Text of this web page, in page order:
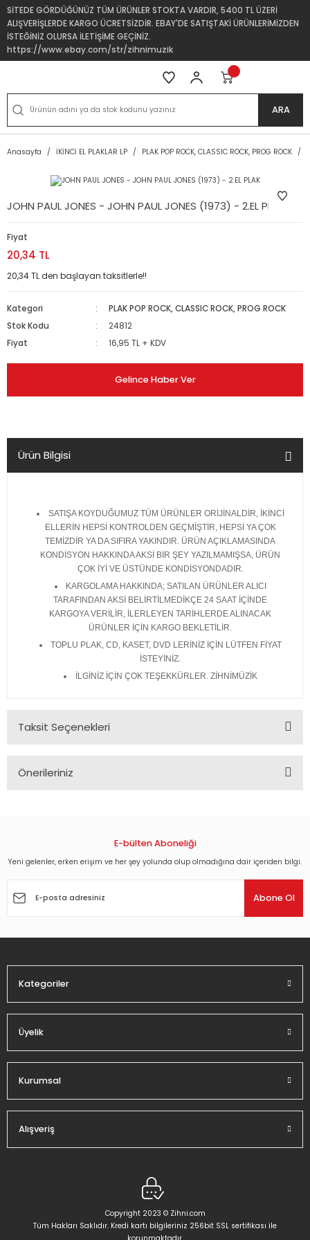
SİTEDE GÖRDÜĞÜNÜZ TÜM ÜRÜNLER STOKTA VARDIR, 5400 TL ÜZERİ
ALIŞVERİŞLERDE KARGO ÜCRETSİZDİR. EBAY'DE SATIŞTAKİ ÜRÜNLERİMİZDEN
İSTEĞİNİZ OLURSA İLETİŞİME GEÇİNİZ.
https://www.ebay.com/str/zihnimuzik
ARA
Anasayfa İKİNCİ EL PLAKLAR LP PLAK POP ROCK, CLASSIC ROCK, PROG ROCK
JOHN PAUL JONES - JOHN PAUL JONES (1973) - 2.EL PLAK
Fiyat
20,34 TL
20,34 TL den başlayan taksitlerle!!
Kategori
PLAK POP ROCK, CLASSIC ROCK, PROG ROCK
Stok Kodu
24812
Fiyat
16,95 TL + KDV
Gelince Haber Ver
Ürün Bilgisi
SATIŞA KOYDUĞUMUZ TÜM ÜRÜNLER ORİJİNALDİR, İKİNCİ
ELLERİN HEPSİ KONTROLDEN GEÇMİŞTİR, HEPSİ YA ÇOK
TEMİZDİR YA DA SIFIRA YAKINDIR. ÜRÜN AÇIKLAMASINDA
KONDİSYON HAKKINDA AKSİ BİR ŞEY YAZILMAMIŞSA, ÜRÜN
ÇOK İYİ VE ÜSTÜNDE KONDİSYONDADIR.
KARGOLAMA HAKKINDA; SATILAN ÜRÜNLER ALICI
TARAFINDAN AKSİ BELİRTİLMEDİKÇE 24 SAAT İÇİNDE
KARGOYA VERİLİR, İLERLEYEN TARİHLERDE ALINACAK
ÜRÜNLER İÇİN KARGO BEKLETİLİR.
TOPLU PLAK, CD, KASET, DVD LERİNİZ İÇİN LÜTFEN FİYAT
İSTEYİNİZ.
İLGİNİZ İÇİN ÇOK TEŞEKKÜRLER. ZİHNİMÜZİK
Taksit Seçenekleri
Önerileriniz
Görüş ve önerileriniz için teşekkür ederiz.
Ürün açıklamasında eksik bilgiler bulunuyor.
Ürün fiyatı diğer sitelerden daha pahalı.
E-bülten Aboneliği
Yeni gelenler, erken erişim ve her şey yolunda olup olmadığına dair içeriden bilgi.
Abone Ol
Kategoriler
Üyelik
Kurumsal
Alışveriş
Copyright 2023 © Zihni.com
Tüm Hakları Saklıdır. Kredi kartı bilgileriniz 256bit SSL sertifikası ile